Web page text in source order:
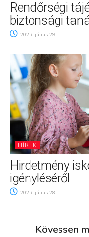
Rendőrségi
biztonsági
2026. július 29.
HÍREK
Hirdetmény
igényléséről
2026. július 28.
Kövessen